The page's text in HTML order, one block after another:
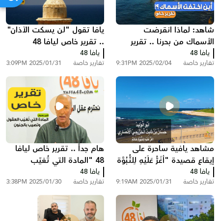
شاهد: لماذا انقرضت
الأسماك من بحرنا .. تقرير
خاص ليافا 48
يافا 48
تقارير خاصة 2025/02/04 9:31PM
يافا تقول "لن يسكت الآذان"
.. تقرير خاص ليافا 48
يافا 48
تقارير خاصة 2025/01/31 3:09PM
مشاهد يافية ساحرة على
إيقاع قصيدة "أغَرُّ عَلَيْهِ لِلنُّبُوَّة
خَاتَمٌ"
يافا 48
تقارير خاصة 2025/01/31 9:19AM
هام جداً .. تقرير خاص ليافا
48 "المادة التي تُغيّب
العقول" مع السيد خضر دينا
يافا 48
تقارير خاصة 2025/01/30 3:38PM